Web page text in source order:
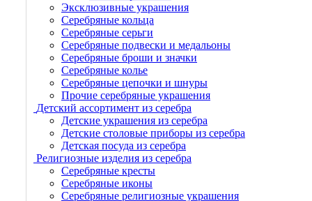
Эксклюзивные украшения
Серебряные кольца
Серебряные серьги
Серебряные подвески и медальоны
Серебряные броши и значки
Серебряные колье
Серебряные цепочки и шнуры
Прочие серебряные украшения
Детский ассортимент из серебра
Детские украшения из серебра
Детские столовые приборы из серебра
Детская посуда из серебра
Религиозные изделия из серебра
Серебряные кресты
Серебряные иконы
Серебряные религиозные украшения